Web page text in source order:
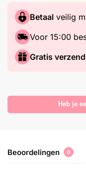
Betaal veilig
Voor 15:00
Gratis
Heb je
Beoordelingen 0